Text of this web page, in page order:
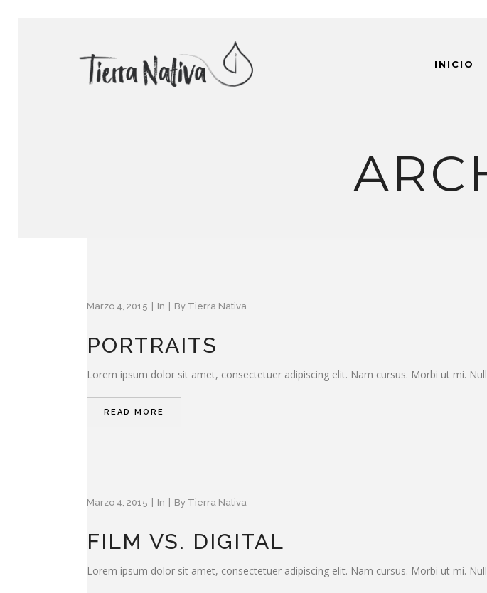
INICIO
Marzo 4, 2015 In By Tierra Nativa
PORTRAITS
Lorem ipsum dolor sit amet, consectetuer adipiscing elit. Nam cursus. Morbi ut mi.
READ MORE
Marzo 4, 2015 In By Tierra Nativa
FILM VS. DIGITAL
Lorem ipsum dolor sit amet, consectetuer adipiscing elit. Nam cursus. Morbi ut mi.